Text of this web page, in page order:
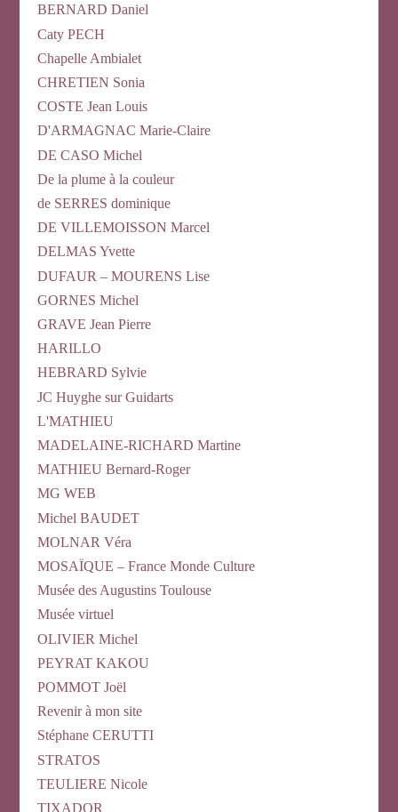
BERNARD Daniel
Caty PECH
Chapelle Ambialet
CHRETIEN Sonia
COSTE Jean Louis
D'ARMAGNAC Marie-Claire
DE CASO Michel
De la plume à la couleur
de SERRES dominique
DE VILLEMOISSON Marcel
DELMAS Yvette
DUFAUR – MOURENS Lise
GORNES Michel
GRAVE Jean Pierre
HARILLO
HEBRARD Sylvie
JC Huyghe sur Guidarts
L'MATHIEU
MADELAINE-RICHARD Martine
MATHIEU Bernard-Roger
MG WEB
Michel BAUDET
MOLNAR Véra
MOSAÏQUE – France Monde Culture
Musée des Augustins Toulouse
Musée virtuel
OLIVIER Michel
PEYRAT KAKOU
POMMOT Joël
Revenir à mon site
Stéphane CERUTTI
STRATOS
TEULIERE Nicole
TIXADOR